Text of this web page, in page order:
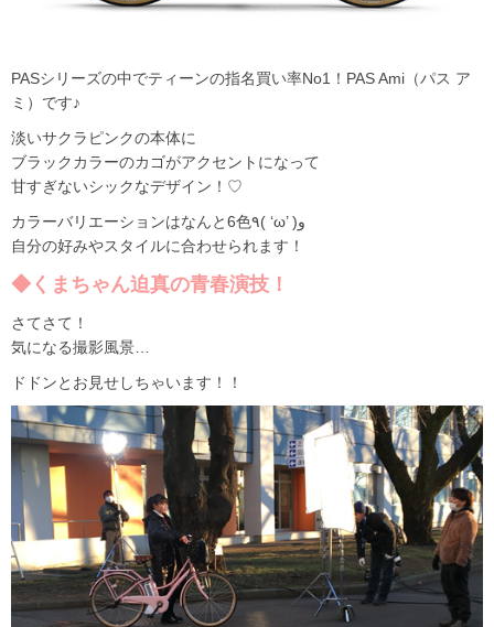
PASシリーズの中でティーンの指名買い率No1！PAS Ami（パス ア
ミ）です♪
淡いサクラピンクの本体に
ブラックカラーのカゴがアクセントになって
甘すぎないシックなデザイン！♡
カラーバリエーションはなんと6色٩( ‘ω’ )و
自分の好みやスタイルに合わせられます！
◆くまちゃん迫真の青春演技！
さてさて！
気になる撮影風景…
ドドンとお見せしちゃいます！！